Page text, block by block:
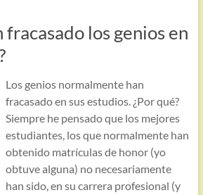
fracasado los genios en
Los genios normalmente han
fracasado en sus estudios. ¿Por qué?
Siempre he pensado que los mejores
estudiantes, los que normalmente han
obtenido matrículas de honor (yo
obtuve alguna) no necesariamente
han sido, en su carrera profesional (y